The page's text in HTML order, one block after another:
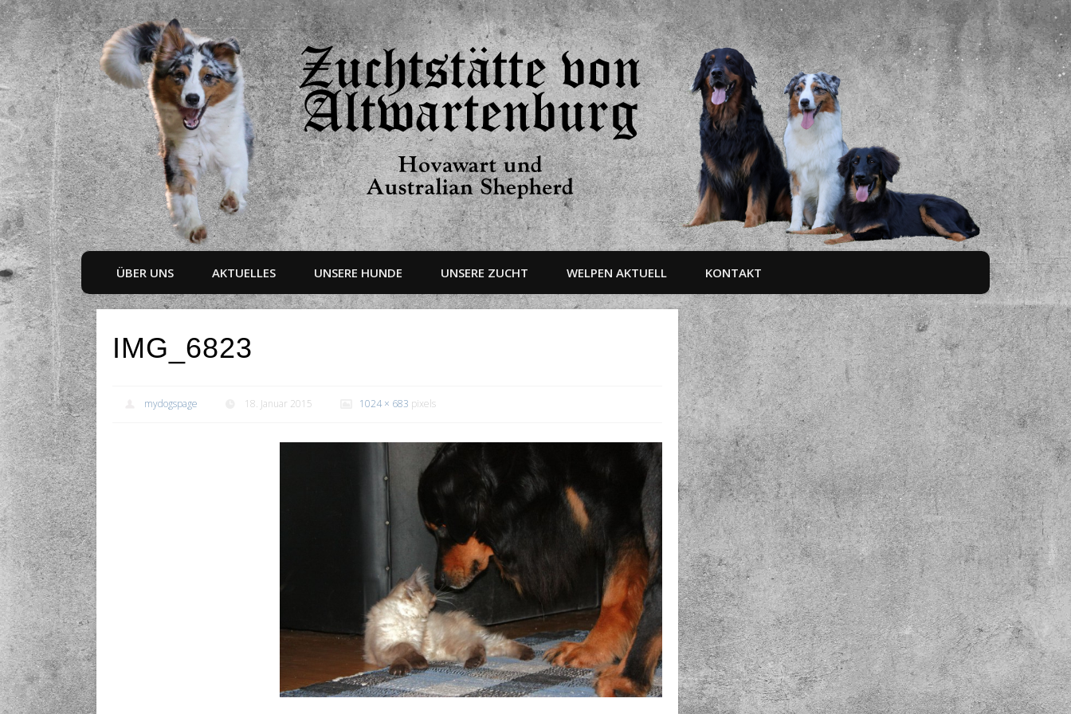
ÜBER UNS AKTUELLES UNSERE HUNDE UNSERE ZUCHT WELPEN AKTUELL KONTAKT
IMG_6823
mydogspage 18. Januar 2015 1024 × 683 pixels